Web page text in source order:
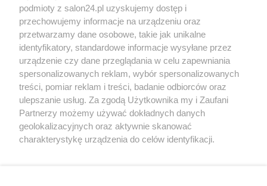
Społeczeństwo
Kultura
X Facebook Instagram Youtube
podmioty z salon24.pl uzyskujemy dostęp i
przechowujemy informacje na urządzeniu oraz
przetwarzamy dane osobowe, takie jak unikalne
identyfikatory, standardowe informacje wysyłane przez
urządzenie czy dane przeglądania w celu zapewniania
spersonalizowanych reklam, wybór spersonalizowanych
treści, pomiar reklam i treści, badanie odbiorców oraz
ulepszanie usług. Za zgodą Użytkownika my i Zaufani
Partnerzy możemy używać dokładnych danych
geolokalizacyjnych oraz aktywnie skanować
charakterystykę urządzenia do celów identyfikacji.